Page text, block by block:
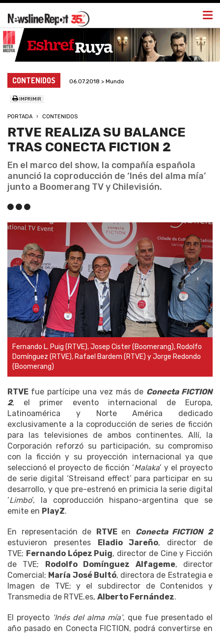
CONTENIDOS 06.07.2018 > Mundo
IMPRIMIR
PORTADA CONTENIDOS
RTVE REALIZA SU BALANCE
TRAS CONECTA FICTION 2
En el marco del show, la compañía española
anunció la coproducción de ‘Inés del alma mía’
junto a Boomerang TV y Chilevisión.
Fernando L. Puig (RTVE), Josep Cister (Boomerang), Rodolfo
Domínguez (RTVE), Rafael Bardem (RTVE) y Jorge Redondo
(Boomerang)
RTVE fue partícipe una vez más de Conecta FICTION
2, el primer evento internacional de Europa,
Latinoamérica y Norte América dedicado
exclusivamente a la coproducción de series de ficción
para las televisiones de ambos continentes. Allí, la
Corporación reforzó su participación, su compromiso
con la ficción y su proyección internacional ya que
seleccionó el proyecto de ficción ‘Malaka’ y el proyecto
de serie digital ‘Streisand effect’ para participar en su
desarrollo, y que pre-estrenó en primicia la serie digital
‘Limbo’, la coproducción hispano-argentina que se
emite en PlayZ.
En representación de RTVE en Conecta FICTION 2
estuvieron presentes Eladio Jareño, director de
TVE; Fernando López Puig, director de Cine y Ficción
de TVE; Rodolfo Domínguez Alfageme, director
Comercial; María José Bultó, directora de Estrategia e
Imagen de TVE; y el subdirector de Contenidos y
Transmedia de RTVE.es, Alberto Fernández.
El proyecto ‘Inés del alma mía’, que fue presentado el
año pasado en Conecta FICTION, podrá convertirse en